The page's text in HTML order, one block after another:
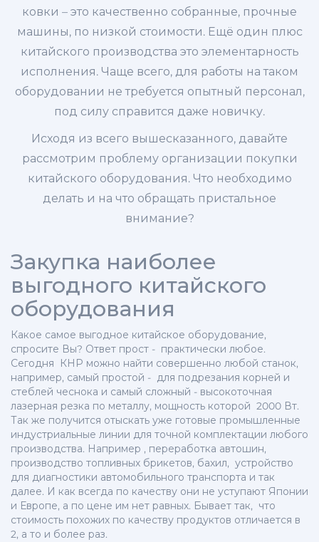
ковки – это качественно собранные, прочные
машины, по низкой стоимости. Ещё один плюс
китайского производства это элементарность
исполнения. Чаще всего, для работы на таком
оборудовании не требуется опытный персонал,
под силу справится даже новичку.
Исходя из всего вышесказанного, давайте
рассмотрим проблему организации покупки
китайского оборудования. Что необходимо
делать и на что обращать пристальное
внимание?
Закупка наиболее
выгодного китайского
оборудования
Какое самое выгодное китайское оборудование,
спросите Вы? Ответ прост - практически любое.
Сегодня КНР можно найти совершенно любой станок,
например, самый простой - для подрезания корней и
стеблей чеснока и самый сложный - высокоточная
лазерная резка по металлу, мощность которой 2000 Вт.
Так же получится отыскать уже готовые промышленные
индустриальные линии для точной комплектации любого
производства. Например , переработка автошин,
производство топливных брикетов, бахил, устройство
для диагностики автомобильного транспорта и так
далее. И как всегда по качеству они не уступают Японии
и Европе, а по цене им нет равных. Бывает так, что
стоимость похожих по качеству продуктов отличается в
2, а то и более раз.